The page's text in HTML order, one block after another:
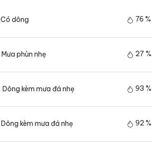
Có dông 76 %
Mưa phùn nhẹ 27 %
Dông kèm mưa đá nhẹ 93 %
Dông kèm mưa đá nhẹ 92 %